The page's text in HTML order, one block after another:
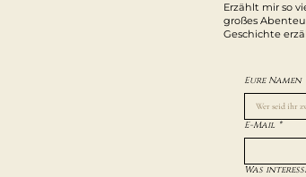
Erzählt mir so
großes
Geschichte
Eure Namen
E-Mail *
Was